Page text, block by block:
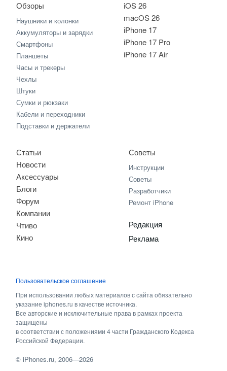
iOS 26
macOS 26
iPhone 17
iPhone 17 Pro
iPhone 17 Air
Обзоры
Наушники и колонки
Аккумуляторы и зарядки
Смартфоны
Планшеты
Часы и трекеры
Чехлы
Штуки
Сумки и рюкзаки
Кабели и переходники
Подставки и держатели
Статьи
Новости
Аксессуары
Блоги
Форум
Компании
Чтиво
Кино
Советы
Инструкции
Советы
Разработчики
Ремонт iPhone
Редакция
Реклама
Пользовательское соглашение
При использовании любых материалов с сайта обязательно
указание iphones.ru в качестве источника.
Все авторские и исключительные права в рамках проекта
защищены
в соответствии с положениями 4 части Гражданского Кодекса
Российской Федерации.
©iPhones.ru, 2006—2026